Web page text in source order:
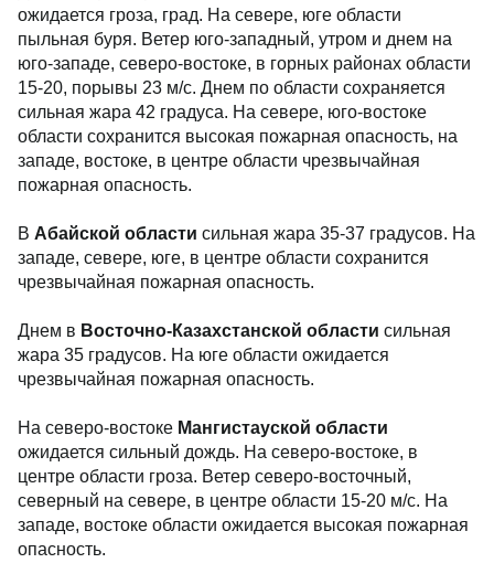
ожидается гроза, град. На севере, юге области
пыльная буря. Ветер юго-западный, утром и днем на
юго-западе, северо-востоке, в горных районах области
15-20, порывы 23 м/с. Днем по области сохраняется
сильная жара 42 градуса. На севере, юго-востоке
области сохранится высокая пожарная опасность, на
западе, востоке, в центре области чрезвычайная
пожарная опасность.
В Абайской области сильная жара 35-37 градусов. На
западе, севере, юге, в центре области сохранится
чрезвычайная пожарная опасность.
Днем в Восточно-Казахстанской области сильная
жара 35 градусов. На юге области ожидается
чрезвычайная пожарная опасность.
На северо-востоке Мангистауской области
ожидается сильный дождь. На северо-востоке, в
центре области гроза. Ветер северо-восточный,
северный на севере, в центре области 15-20 м/с. На
западе, востоке области ожидается высокая пожарная
опасность.